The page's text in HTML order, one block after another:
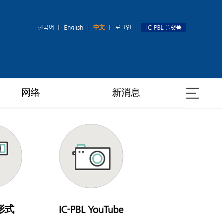
한국어 English 中文 로그인 IC-PBL 플랫폼
网络 新消息
式 IC-PBL YouTube